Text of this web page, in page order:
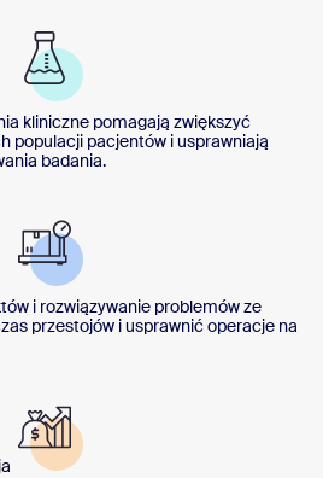
kliniczne pomagają zwiększyć
populacji pacjentów i usprawniają
badania.
i rozwiązywanie problemów ze
przestojów i usprawnić operacje na